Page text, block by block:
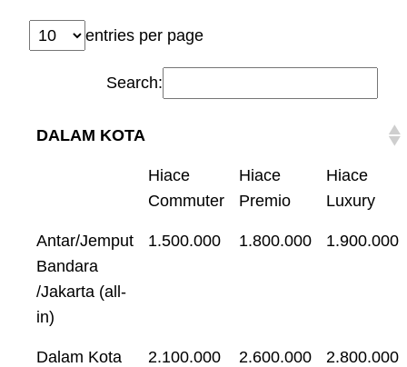
entries per page
Search:
DALAM KOTA
Hiace
Commuter
Hiace
Premio
Hiace
Luxury
Antar/Jemput
Bandara
/Jakarta (all-
in)
1.500.000 1.800.000 1.900.000
Dalam Kota
2.100.000 2.600.000 2.800.000